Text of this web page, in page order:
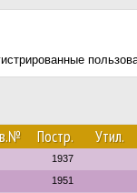
Постр. Утил.
1937
1951